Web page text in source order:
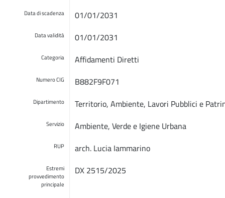
Data di scadenza 01/01/2031
Data validità 01/01/2031
Categoria Affidamenti Diretti
Numero CIG B882F9F071
Dipartimento Territorio, Ambiente, Lavori Pubblici e
Servizio Ambiente, Verde e Igiene Urbana
RUP arch. Lucia Iammarino
Estremi
provvedimento
principale
DX 2515/2025